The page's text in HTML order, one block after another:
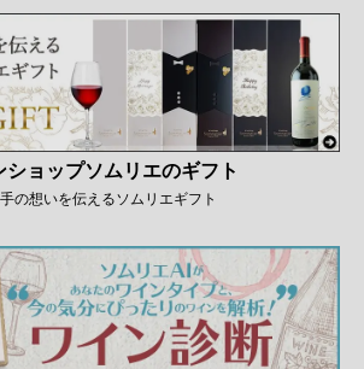
ショップソムリエのギフト
の想いを伝えるソムリエギフト